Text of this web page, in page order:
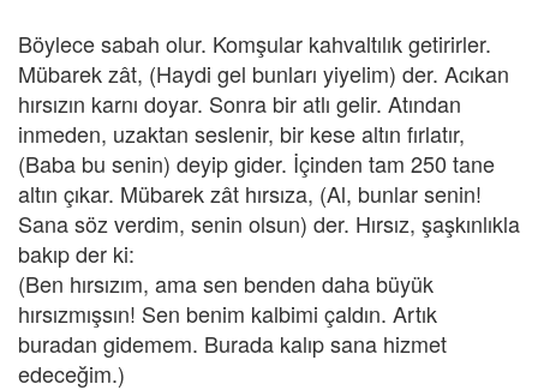
Böylece sabah olur. Komşular kahvaltılık getirirler.
Mübarek zât, (Haydi gel bunları yiyelim) der. Acıkan
hırsızın karnı doyar. Sonra bir atlı gelir. Atından
inmeden, uzaktan seslenir, bir kese altın fırlatır,
(Baba bu senin) deyip gider. İçinden tam 250 tane
altın çıkar. Mübarek zât hırsıza, (Al, bunlar senin!
Sana söz verdim, senin olsun) der. Hırsız, şaşkınlıkla
bakıp der ki:
(Ben hırsızım, ama sen benden daha büyük
hırsızmışsın! Sen benim kalbimi çaldın. Artık
buradan gidemem. Burada kalıp sana hizmet
edeceğim.)